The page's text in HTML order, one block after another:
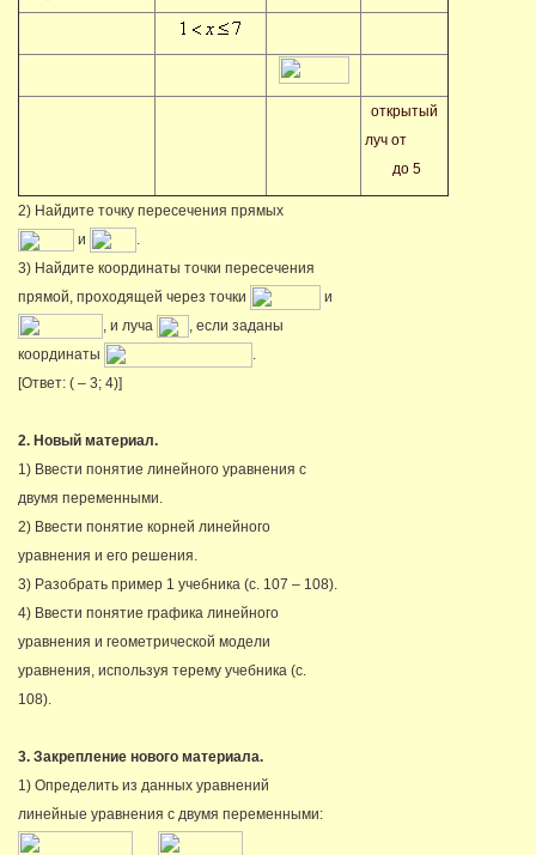
открытый
луч от
до 5
2) Найдите точку пересечения прямых
и
.
3) Найдите координаты точки пересечения
прямой, проходящей через точки
и
, и луча
, если заданы
координаты
.
[Ответ: ( – 3; 4)]
2. Новый материал.
1) Ввести понятие линейного уравнения с
двумя переменными.
2) Ввести понятие корней линейного
уравнения и его решения.
3) Разобрать пример 1 учебника (с. 107 – 108).
4) Ввести понятие графика линейного
уравнения и геометрической модели
уравнения, используя терему учебника (с.
108).
3. Закрепление нового материала.
1) Определить из данных уравнений
линейные уравнения с двумя переменными: